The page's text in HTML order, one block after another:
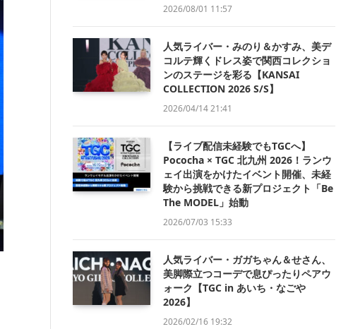
2026/08/01 11:57
人気ライバー・みのり＆かすみ、美デ
コルテ輝くドレス姿で関西コレクショ
ンのステージを彩る【KANSAI
COLLECTION 2026 S/S】
2026/04/14 21:41
【ライブ配信未経験でもTGCへ】
Pococha × TGC 北九州 2026！ランウ
ェイ出演をかけたイベント開催、未経
験から挑戦できる新プロジェクト「Be
The MODEL」始動
2026/07/03 15:33
人気ライバー・ガガちゃん＆せさん、
美脚際立つコーデで息ぴったりペアウ
ォーク【TGC in あいち・なごや
2026】
2026/02/16 19:32